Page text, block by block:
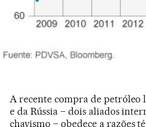
A recente compra de petróleo
e da Rússia – dois aliados
chavismo – obedece a razões